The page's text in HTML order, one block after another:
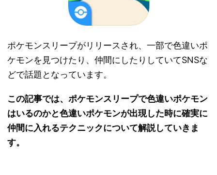
ポケモンスリープがリリースされ、一部で色違いポ
ケモンを見つけたり、仲間にしたりしていてSNSな
どで話題となっています。
この記事では、ポケモンスリープで色違いポケモン
はいるのかと色違いポケモンが出現した時に確実に
仲間に入れるテクニックについて解説していきま
す。